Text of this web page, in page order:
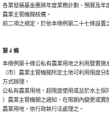
各業發展基金應將年度業務計劃、預算及年
農業主管機關核備。
前二項之規定，於依本條例第二十七條設置
第 4 條
本條例第十條公私有農業用地之利用暨實施
（市）農業主管機關所定土地可利用限度
方式辦理。
公私有農業用地，超限度使用或怠於水土保
）農業主管機關之通知，在限期內變更或實
農業用地，依行政執行法處理之。